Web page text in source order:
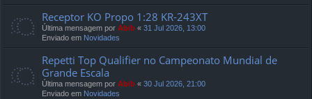
Receptor KO Propo 1:28 KR-243XT
Última mensagem por Abib « 31 Jul 2026, 13:00
Enviado em Novidades
Repetti Top Qualifier no Campeonato Mundial de
Grande Escala
Última mensagem por Abib « 30 Jul 2026, 21:00
Enviado em Novidades